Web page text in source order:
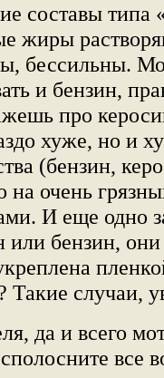
составы типа
жиры
бессильны.
и бензин,
про
хуже, но и
(бензин,
на очень
И еще одно
или бензин,
Такие случаи,
да и всего
все